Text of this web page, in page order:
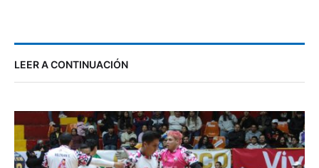
LEER A CONTINUACIÓN